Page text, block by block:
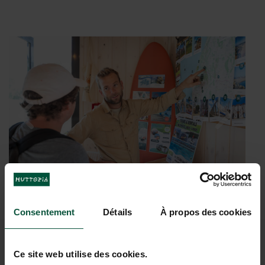
Consentement Détails À propos des cookies
Ce site web utilise des cookies.
ALLE BENODIGDE